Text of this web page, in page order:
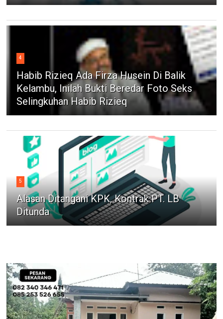
4
Habib Rizieq Ada Firza Husein Di Balik
Kelambu, Inilah Bukti Beredar Foto Seks
Selingkuhan Habib Rizieq
5
Alasan Ditangani KPK, Kontrak PT. LB
Ditunda